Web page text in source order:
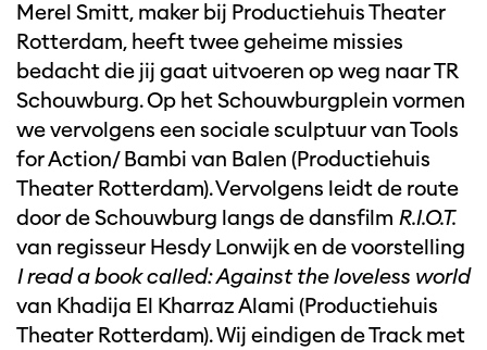
Merel Smitt, maker bij Productiehuis Theater
Rotterdam, heeft twee geheime missies
bedacht die jij gaat uitvoeren op weg naar TR
Schouwburg. Op het Schouwburgplein vormen
we vervolgens een sociale sculptuur van Tools
for Action/ Bambi van Balen (Productiehuis
Theater Rotterdam). Vervolgens leidt de route
door de Schouwburg langs de dansfilm R.I.O.T.
van regisseur Hesdy Lonwijk en de voorstelling
I read a book called: Against the loveless world
van Khadija El Kharraz Alami (Productiehuis
Theater Rotterdam). Wij eindigen de Track met